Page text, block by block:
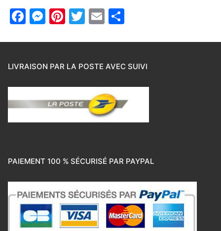
Facebook
Messenger
Pinterest
Twitter
Email
LIVRAISON PAR LA POSTE AVEC SUIVI
PAIEMENT 100 % SÉCURISÉ PAR PAYPAL